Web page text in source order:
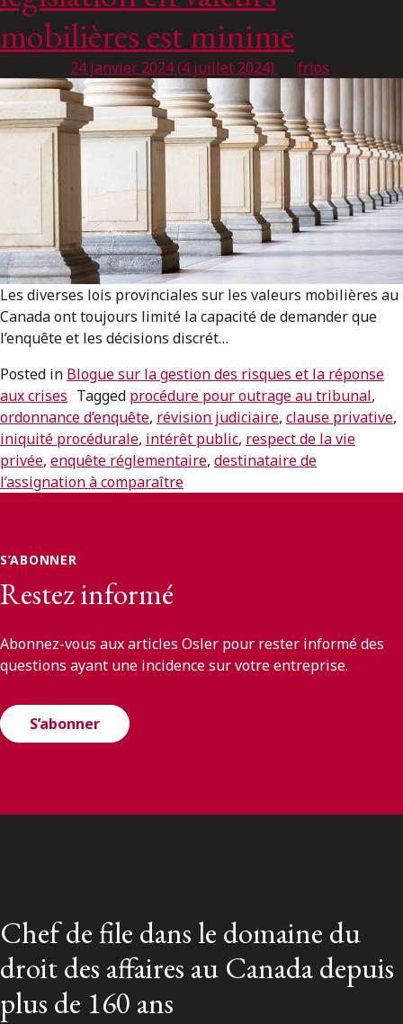
ENGLISH
S’abonner aux articles Osler
S’abonner
mobilières est minime
24 janvier 2024(4 juillet 2024) frios
Les diverses lois provinciales sur les valeurs mobilières au
Canada ont toujours limité la capacité de demander que
l’enquête et les décisions discrét…
Posted in Blogue sur la gestion des risques et la réponse
aux crises Tagged procédure pour outrage au tribunal,
ordonnance d’enquête, révision judiciaire, clause privative,
iniquité procédurale, intérêt public, respect de la vie
privée, enquête réglementaire, destinataire de
l’assignation à comparaître
S’ABONNER
Restez informé
Abonnez-vous aux articles Osler pour rester informé des
questions ayant une incidence sur votre entreprise.
S’abonner
Chef de file dans le domaine du
droit des affaires au Canada depuis
plus de 160 ans